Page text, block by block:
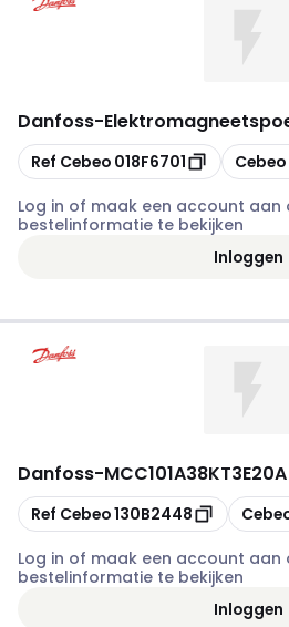
Danfoss-
Kopiëren
Ref Cebeo 018F6701 Kopiëren
Cebeo
Log in of maak een account aan
bestelinformatie te bekijken
Inloggen
Danfoss-MCC101A38KT3E20A
Kopiëren
Ref Cebeo130B2448
Log in of maak een account aan
bestelinformatie te bekijken
Inloggen